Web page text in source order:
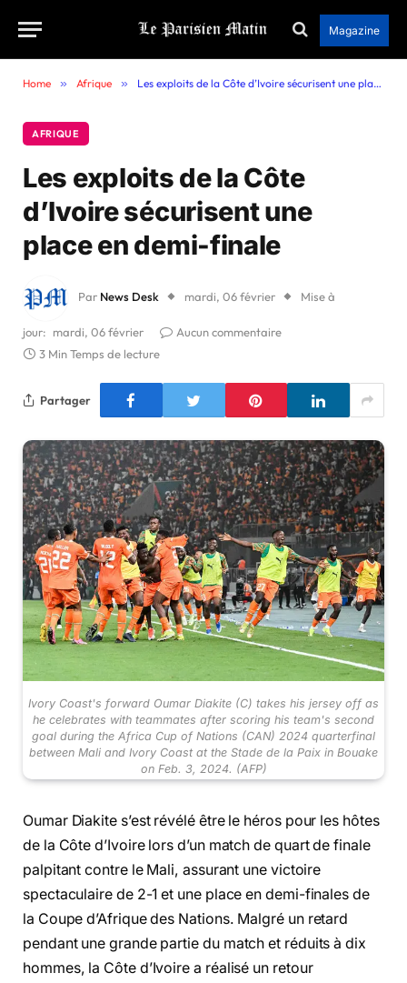
Magazine
Home » Afrique » Les exploits de la Côte d’Ivoire sécurisent une place en demi-finale
AFRIQUE
Les exploits de la Côte
d’Ivoire sécurisent une
place en demi-finale
Par News Desk mardi, 06 février Mise à
jour: mardi, 06 février
Aucun commentaire
3 Min Temps de lecture
Partager
Ivory Coast's forward Oumar Diakite (C) takes his jersey off as
he celebrates with teammates after scoring his team's second
goal during the Africa Cup of Nations (CAN) 2024 quarterfinal
between Mali and Ivory Coast at the Stade de la Paix in Bouake
on Feb. 3, 2024. (AFP)
Oumar Diakite s’est révélé être le héros pour les hôtes
de la Côte d’Ivoire lors d’un match de quart de finale
palpitant contre le Mali, assurant une victoire
spectaculaire de 2-1 et une place en demi-finales de
la Coupe d’Afrique des Nations. Malgré un retard
pendant une grande partie du match et réduits à dix
hommes, la Côte d’Ivoire a réalisé un retour